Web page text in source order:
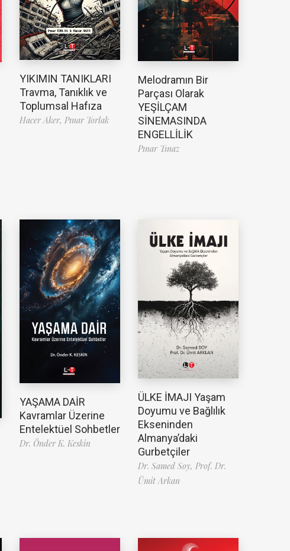
YIKIMIN TANIKLARI
Travma, Tanıklık ve
Toplumsal Hafıza
Hacer Aker, Pınar Torlak
Melodramın Bir
Parçası Olarak
YEŞİLÇAM
SİNEMASINDA
ENGELLİLİK
Pınar Tınaz
YAŞAMA DAİR
Kavramlar Üzerine
Entelektüel Sohbetler
Dr. Önder K. Keskin
ÜLKE İMAJI Yaşam
Doyumu ve Bağlılık
Ekseninden
Almanya’daki
Gurbetçiler
Dr. Samed Soy, Prof. Dr.
Ümit Arkan